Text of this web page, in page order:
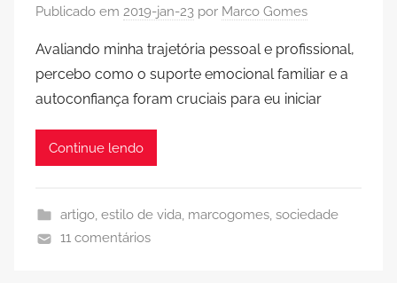
Publicado em 2019-jan-23 por Marco Gomes
Avaliando minha trajetória pessoal e profissional,
percebo como o suporte emocional familiar e a
autoconfiança foram cruciais para eu iniciar
Continue lendo
artigo, estilo de vida, marcogomes, sociedade
11 comentários